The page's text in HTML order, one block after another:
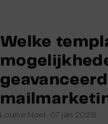
Welke
Louise Noel · 07 jan 2026